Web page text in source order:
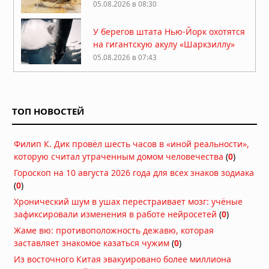
05.08.2026 в 08:30
У берегов штата Нью-Йорк охотятся
на гигантскую акулу «Шаркзиллу»
05.08.2026 в 07:43
пластиковой бутылке у берегов
Японии
26.07.2026 в 11:32
дьявола: находка возрастом 23
миллиона лет переписывает
историю сумчатых хищников
21.07.2026 в 06:30
Гиены оказались мастерами
общения: они используют 13 звуков
ТОП НОВОСТЕЙ
Филип К. Дик провёл шесть часов в «иной реальности»,
которую считал утраченным домом человечества (0)
Гороскоп на 10 августа 2026 года для всех знаков зодиака
(0)
Хронический шум в ушах перестраивает мозг: учёные
зафиксировали изменения в работе нейросетей (0)
Жаме вю: противоположность дежавю, которая
заставляет знакомое казаться чужим (0)
Из восточного Китая эвакуировано более миллиона